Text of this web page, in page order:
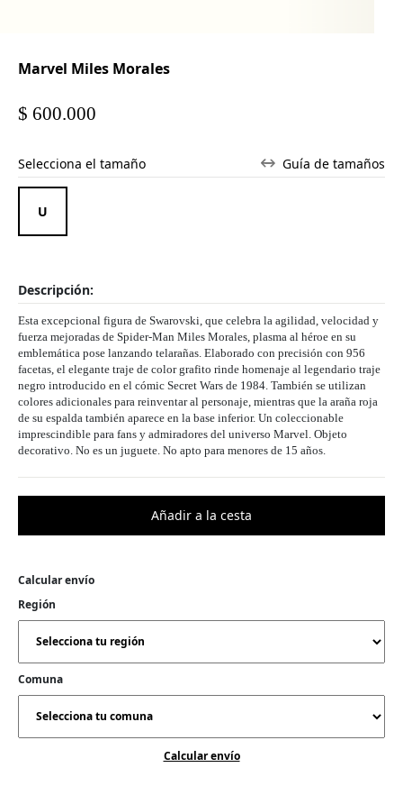
Marvel Miles Morales
$ 600.000
Selecciona el tamaño Guía de tamaños
Descripción:
Esta excepcional figura de Swarovski, que celebra la agilidad, velocidad y
fuerza mejoradas de Spider-Man Miles Morales, plasma al héroe en su
emblemática pose lanzando telarañas. Elaborado con precisión con 956
facetas, el elegante traje de color grafito rinde homenaje al legendario traje
negro introducido en el cómic Secret Wars de 1984. También se utilizan
colores adicionales para reinventar al personaje, mientras que la araña roja
de su espalda también aparece en la base inferior. Un coleccionable
imprescindible para fans y admiradores del universo Marvel. Objeto
decorativo. No es un juguete. No apto para menores de 15 años.
Calcular envío
Región
Comuna
Calcular envío